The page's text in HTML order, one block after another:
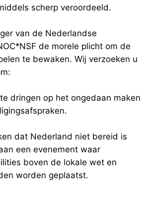
scherp veroordeeld.
van de Nederlandse
de morele plicht om de
te bewaken. Wij verzoeken u
dringen op het ongedaan maken
dat Nederland niet bereid is
een evenement waar
boven de lokale wet en
worden geplaatst.